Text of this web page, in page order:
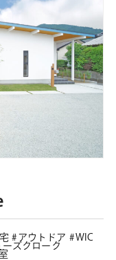
アウトドア
WIC
ーズクローク